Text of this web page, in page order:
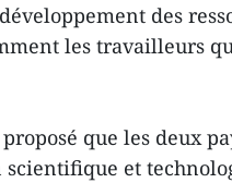
des
les travailleurs
que les deux
scientifique et